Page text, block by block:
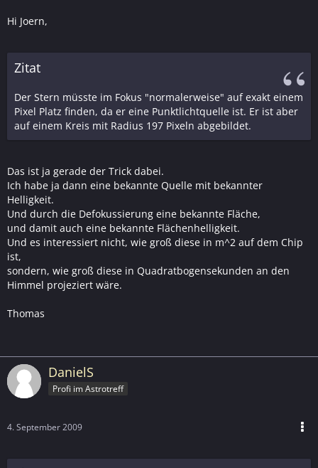
Hi Joern,
Zitat
Der Stern müsste im Fokus "normalerweise" auf exakt einem
Pixel Platz finden, da er eine Punktlichtquelle ist. Er ist aber
auf einem Kreis mit Radius 197 Pixeln abgebildet.
Das ist ja gerade der Trick dabei.
Ich habe ja dann eine bekannte Quelle mit bekannter
Helligkeit.
Und durch die Defokussierung eine bekannte Fläche,
und damit auch eine bekannte Flächenhelligkeit.
Und es interessiert nicht, wie groß diese in m^2 auf dem Chip
ist,
sondern, wie groß diese in Quadratbogensekunden an den
Himmel projeziert wäre.
Thomas
DanielS
Profi im Astrotreff
4. September 2009